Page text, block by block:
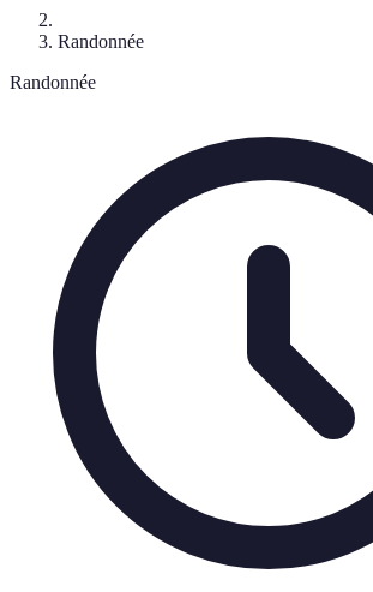
Randonnée
Randonnée